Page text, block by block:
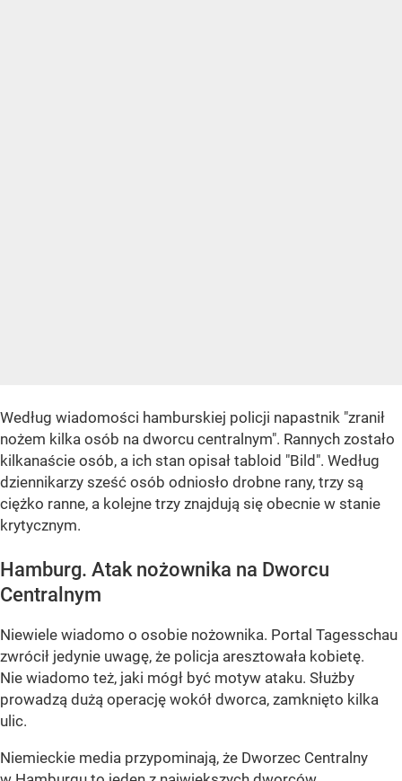
Według wiadomości hamburskiej policji napastnik "zranił
nożem kilka osób na dworcu centralnym". Rannych zostało
kilkanaście osób, a ich stan opisał tabloid "Bild". Według
dziennikarzy sześć osób odniosło drobne rany, trzy są
ciężko ranne, a kolejne trzy znajdują się obecnie w stanie
krytycznym.
Hamburg. Atak nożownika na Dworcu
Centralnym
Niewiele wiadomo o osobie nożownika. Portal Tagesschau
zwrócił jedynie uwagę, że policja aresztowała kobietę.
Nie wiadomo też, jaki mógł być motyw ataku. Służby
prowadzą dużą operację wokół dworca, zamknięto kilka
ulic.
Niemieckie media przypominają, że Dworzec Centralny